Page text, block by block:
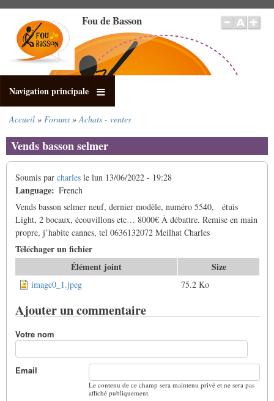
contenu
principal
Fou de Basson
Navigation principale
d'Ariane
Accueil Forums Achats - ventes
Vends basson selmer
Soumis par charles le lun 13/06/2022 - 19:28
Language
French
Vends basson selmer neuf, dernier modèle, numéro 5540, étuis
Light, 2 bocaux, écouvillons etc… 8000€ À débattre. Remise en main
propre, j’habite cannes, tel 0636132072 Meilhat Charles
Téléchager un fichier
Élément joint
Size
image0_1.jpeg 75.2 Ko
Ajouter un commentaire
Votre nom
Email
Le contenu de ce champ sera maintenu privé et ne sera pas
affiché publiquement.